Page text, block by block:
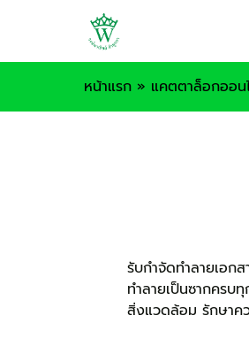
หน้าแรก » แคตตาล็อกออน
รับกำจัดทำลายเอก
ทำลายเป็นซากครบ
สิ่งแวดล้อม รักษาค